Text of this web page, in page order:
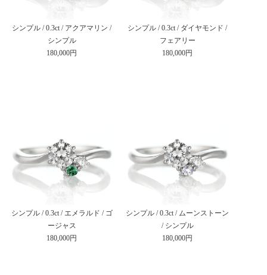
シンプル / 0.3ct / アクアマリン /
シンプル
180,000円
シンプル / 0.3ct / ダイヤモンド /
フェアリー
180,000円
シンプル / 0.3ct / エメラルド / ゴ
ージャス
180,000円
シンプル / 0.3ct / ムーンストーン
/ シンプル
180,000円